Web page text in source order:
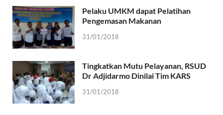
Pelaku UMKM dapat Pelatihan
Pengemasan Makanan
31/01/2018
Tingkatkan Mutu Pelayanan, RSUD
Dr Adjidarmo Dinilai Tim KARS
31/01/2018